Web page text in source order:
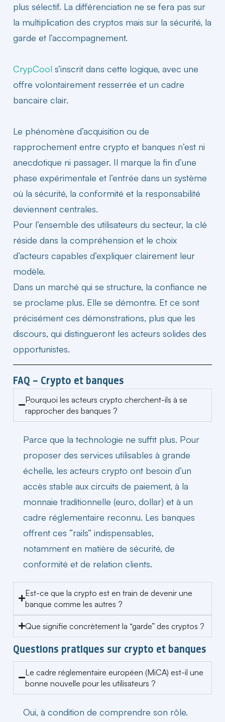
plus sélectif. La différenciation ne se fera pas sur
la multiplication des cryptos mais sur la sécurité, la
garde et l’accompagnement.
CrypCool s’inscrit dans cette logique, avec une
offre volontairement resserrée et un cadre
bancaire clair.
Le phénomène d’acquisition ou de
rapprochement entre crypto et banques n’est ni
anecdotique ni passager. Il marque la fin d’une
phase expérimentale et l’entrée dans un système
où la sécurité, la conformité et la responsabilité
deviennent centrales.
Pour l’ensemble des utilisateurs du secteur, la clé
réside dans la compréhension et le choix
d’acteurs capables d’expliquer clairement leur
modèle.
Dans un marché qui se structure, la confiance ne
se proclame plus. Elle se démontre. Et ce sont
précisément ces démonstrations, plus que les
discours, qui distingueront les acteurs solides des
opportunistes.
FAQ – Crypto et banques
Pourquoi les acteurs crypto cherchent-ils à se
rapprocher des banques ?
Parce que la technologie ne suffit plus. Pour
proposer des services utilisables à grande
échelle, les acteurs crypto ont besoin d’un
accès stable aux circuits de paiement, à la
monnaie traditionnelle (euro, dollar) et à un
cadre réglementaire reconnu. Les banques
offrent ces “rails” indispensables,
notamment en matière de sécurité, de
conformité et de relation clients.
Est-ce que la crypto est en train de devenir une
banque comme les autres ?
Que signifie concrètement la “garde” des cryptos ?
Questions pratiques sur crypto et banques
Le cadre réglementaire européen (MiCA) est-il une
bonne nouvelle pour les utilisateurs ?
Oui, à condition de comprendre son rôle.